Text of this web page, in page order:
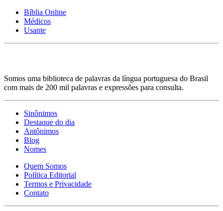
Bíblia Online
Médicos
Usante
Somos uma biblioteca de palavras da língua portuguesa do Brasil
com mais de 200 mil palavras e expressões para consulta.
Sinônimos
Destaque do dia
Antônimos
Blog
Nomes
Quem Somos
Política Editorial
Termos e Privacidade
Contato